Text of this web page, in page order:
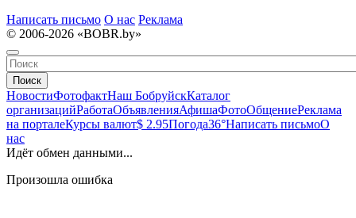
Написать письмо О нас Реклама
© 2006-2026 «BOBR.by»
Поиск
НовостиФотофактНаш БобруйскКаталог
организацийРаботаОбъявленияАфишаФотоОбщениеРеклама
на порталеКурсы валют$ 2.95Погода36°Написать письмоО
нас
Идёт обмен данными...
Произошла ошибка